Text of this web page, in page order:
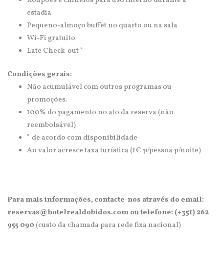
estadia
Pequeno-almoço buffet no quarto ou na sala
Wi-Fi gratuito
Late Check-out *
Condições gerais:
Não acumulável com outros programas ou
promoções.
100% do pagamento no ato da reserva (não
reembolsável)
* de acordo com disponibilidade
Ao valor acresce taxa turística (1€ p/pessoa p/noite)
Para mais informações, contacte-nos através do email:
reservas@hotelrealdobidos.com ou telefone: (+351) 262
955 090 (custo da chamada para rede fixa nacional)